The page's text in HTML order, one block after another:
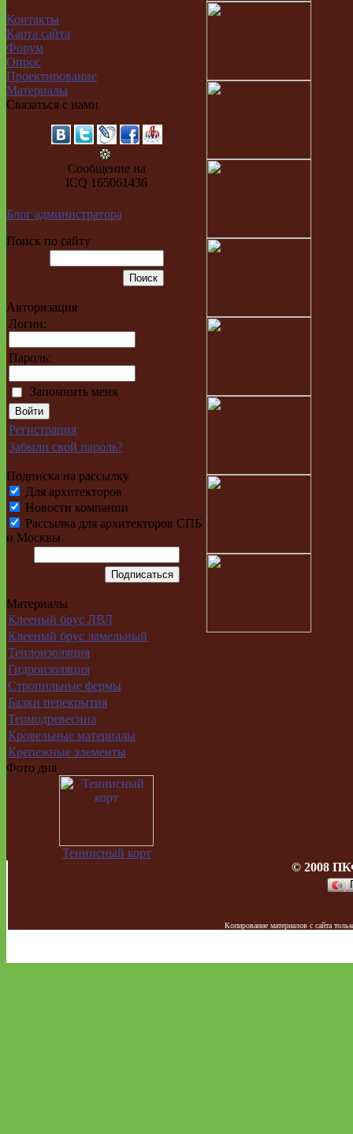
Контакты
Карта сайта
Форум
Опрос
Проектирование
Материалы
Связаться с нами
Сообщение на
ICQ 165061436
Блог администратора
Поиск по сайту
Авторизация
Логин:
Пароль:
Запомнить меня
Регистрация
Забыли свой пароль?
Подписка на рассылку
Для архитекторов
Новости компании
Рассылка для архитекторов СПБ
и Москвы
Материалы
Клееный брус ЛВЛ
Клееный брус ламельный
Теплоизоляция
Гидроизоляция
Стропильные фермы
Балки перекрытия
Термодревесина
Кровельные материалы
Крепежные элементы
Фото дня
Теннисный корт
© 2008
Копирование материалов с сайта